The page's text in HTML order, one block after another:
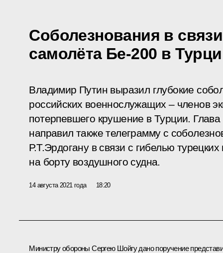
Соболезнования в
самолёта Бе-200 в
Владимир Путин выразил глубокие
российских военнослужащих – членов
потерпевшего крушение в Турции. Глава
направил также телеграмму с
Р.Т.Эрдогану в связи с гибелью
на борту воздушного судна.
14 августа 2021 года 18:20
Министру обороныСергею Шойгудано поручение